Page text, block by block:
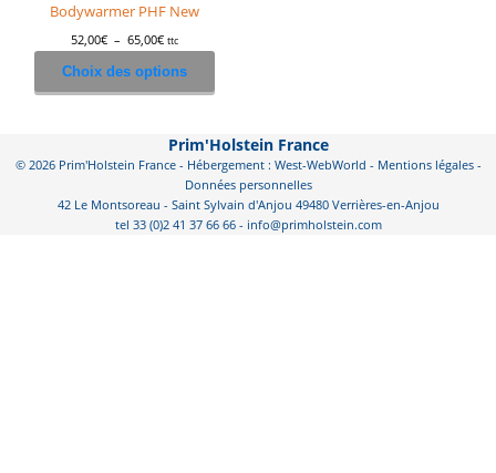
Bodywarmer PHF New
52,00€ – 65,00€Plage
prix :
65,00€
ttc
Choix des options
Ce
a
variations.
Les
options
peuvent
être
Prim'Holstein France
© 2026 Prim'Holstein France - Hébergement : West-WebWorld - Mentions légales-
Données personnelles
42 Le Montsoreau - Saint Sylvain d'Anjou 49480 Verrières-en-Anjou
tel 33 (0)2 41 37 66 66 - info@primholstein.com